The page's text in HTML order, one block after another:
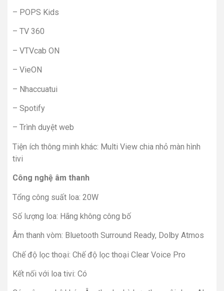
– POPS Kids
– TV 360
– VTVcab ON
– VieON
– Nhaccuatui
– Spotify
– Trình duyệt web
Tiện ích thông minh khác: Multi View chia nhỏ màn hình
tivi
Công nghệ âm thanh
Tổng công suất loa: 20W
Số lượng loa: Hãng không công bố
Âm thanh vòm: Bluetooth Surround Ready, Dolby Atmos
Chế độ lọc thoại: Chế độ lọc thoại Clear Voice Pro
Kết nối với loa tivi: Có